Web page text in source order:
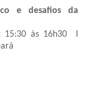
e desafios da
15:30 às 16h30 I